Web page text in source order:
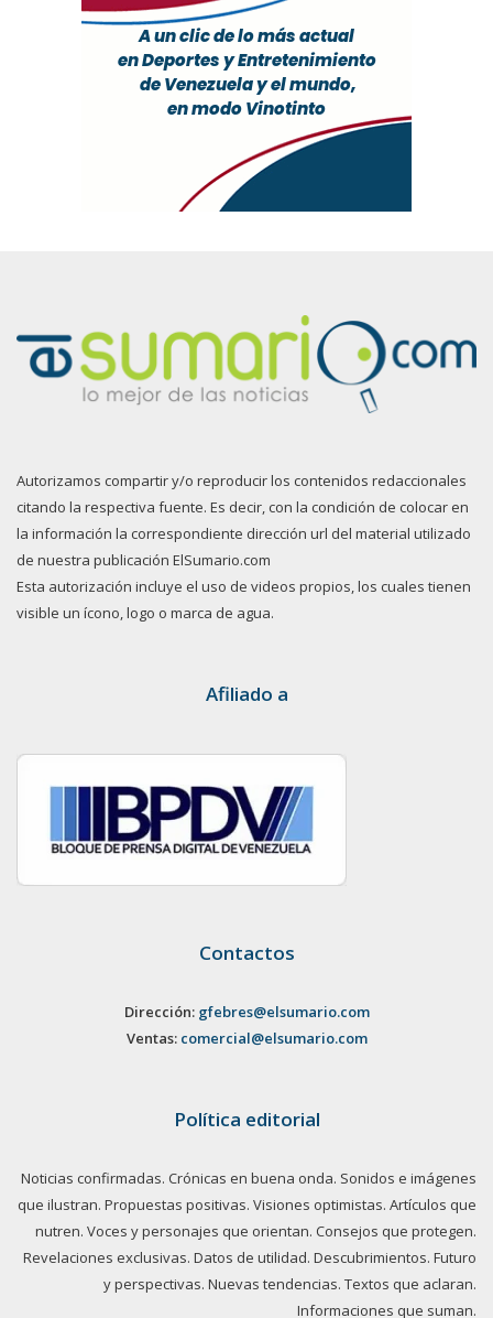
Autorizamos compartir y/o reproducir los contenidos redaccionales
citando la respectiva fuente. Es decir, con la condición de colocar en
la información la correspondiente dirección url del material utilizado
de nuestra publicación ElSumario.com
Esta autorización incluye el uso de videos propios, los cuales tienen
visible un ícono, logo o marca de agua.
Afiliado a
Contactos
Dirección: gfebres@elsumario.com
Ventas: comercial@elsumario.com
Política editorial
Noticias confirmadas. Crónicas en buena onda. Sonidos e imágenes
que ilustran. Propuestas positivas. Visiones optimistas. Artículos que
nutren. Voces y personajes que orientan. Consejos que protegen.
Revelaciones exclusivas. Datos de utilidad. Descubrimientos. Futuro
y perspectivas. Nuevas tendencias. Textos que aclaran.
Informaciones que suman.